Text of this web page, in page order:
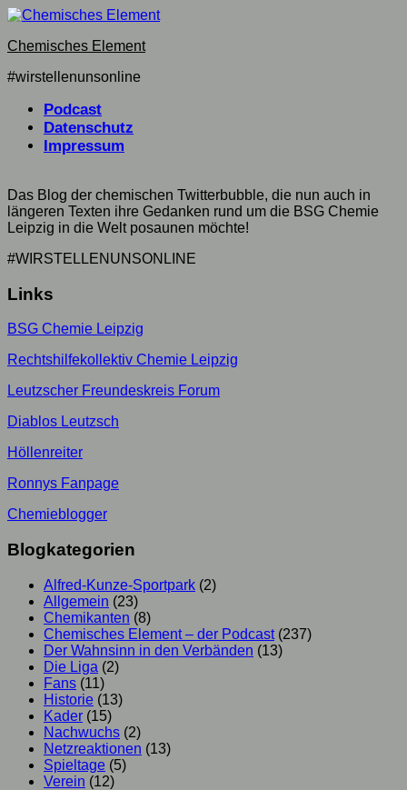
Skip
content
Chemisches Element
#wirstellenunsonline
Podcast
Datenschutz
Impressum
Das Blog der chemischen Twitterbubble, die nun auch in
längeren Texten ihre Gedanken rund um die BSG Chemie
Leipzig in die Welt posaunen möchte!
#WIRSTELLENUNSONLINE
Links
BSG Chemie Leipzig
Rechtshilfekollektiv Chemie Leipzig
Leutzscher Freundeskreis Forum
Diablos Leutzsch
Höllenreiter
Ronnys Fanpage
Chemieblogger
Blogkategorien
Alfred-Kunze-Sportpark (2)
Allgemein (23)
Chemikanten (8)
Chemisches Element – der Podcast(237)
Der Wahnsinn in den Verbänden (13)
Die Liga (2)
Fans (11)
Historie (13)
Kader (15)
Nachwuchs (2)
Netzreaktionen (13)
Spieltage (5)
Verein (12)